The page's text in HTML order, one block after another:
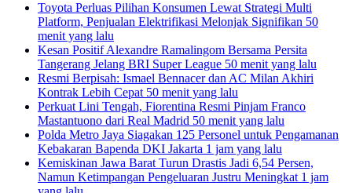
Toyota Perluas Pilihan Konsumen Lewat Strategi Multi
Platform, Penjualan Elektrifikasi Melonjak Signifikan 50
menit yang lalu
Kesan Positif Alexandre Ramalingom Bersama Persita
Tangerang Jelang BRI Super League 50 menit yang lalu
Resmi Berpisah: Ismael Bennacer dan AC Milan Akhiri
Kontrak Lebih Cepat 50 menit yang lalu
Perkuat Lini Tengah, Fiorentina Resmi Pinjam Franco
Mastantuono dari Real Madrid 50 menit yang lalu
Polda Metro Jaya Siagakan 125 Personel untuk Pengamanan
Kebakaran Bapenda DKI Jakarta 1 jam yang lalu
Kemiskinan Jawa Barat Turun Drastis Jadi 6,54 Persen,
Namun Ketimpangan Pengeluaran Justru Meningkat 1 jam